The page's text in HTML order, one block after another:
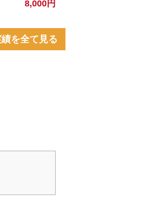
！【春日井】
8,000円
を全て見る